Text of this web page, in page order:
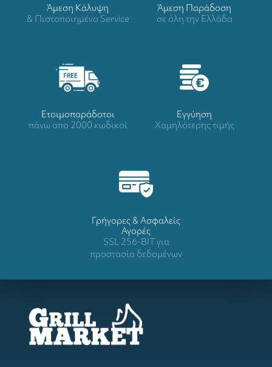
Άμεση Κάλυψη
& Πιστοποιημένο Service
Άμεση Παράδοση
σε όλη την Ελλάδα
Ετοιμοπαράδοτοι
πάνω απο 2000 κωδικοί
Eγγύηση
Χαμηλότερης τιμής
Γρήγορες & Ασφαλείς
Αγορές
SSL 256-BIT για
προστασία δεδομένων